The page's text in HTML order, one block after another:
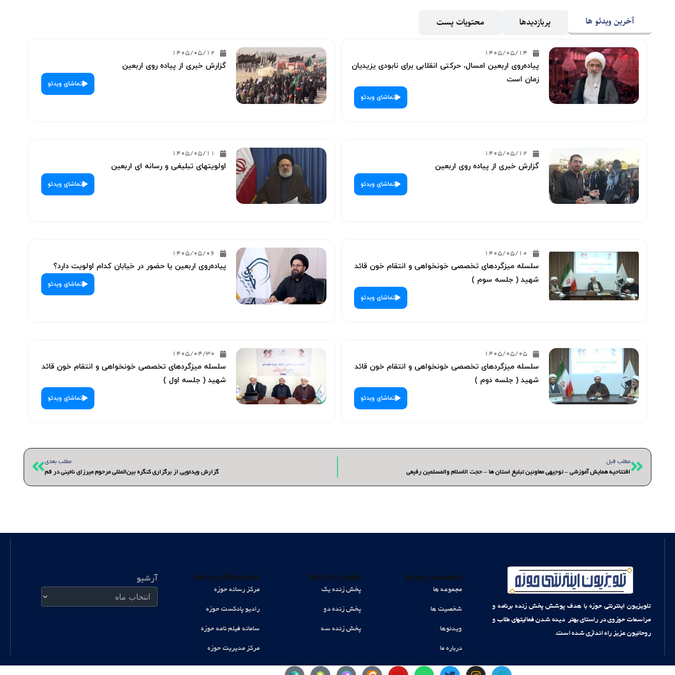
آخرین ویدئو ها پربازدیدها محتویات پست
1405/05/14
پیاده‌روی اربعین امسال، حرکتی انقلابی برای نابودی یزیدیان
زمان است
تماشای ویدئو
1405/05/12
گزارش خبری از پیاده روی اربعین
تماشای ویدئو
1405/05/12
گزارش خبری از پیاده روی اربعین
تماشای ویدئو
1405/05/11
اولویتهای تبلیغی و رسانه ای اربعین
تماشای ویدئو
1405/05/10
سلسله میزگردهای تخصصی خونخواهی و انتقام خون قائد
شهید ( جلسه سوم )
تماشای ویدئو
1405/05/06
پیاده‌روی اربعین یا حضور در خیابان کدام اولویت دارد؟
تماشای ویدئو
1405/05/05
سلسله میزگردهای تخصصی خونخواهی و انتقام خون قائد
شهید ( جلسه دوم )
تماشای ویدئو
1405/04/30
سلسله میزگردهای تخصصی خونخواهی و انتقام خون قائد
شهید ( جلسه اول )
تماشای ویدئو
قبلیمطلب قبل
افتتاحیه همایش آموزشی – توجیهی معاونین تبلیغ استان ها – حجت الاسلام والمسلمین رفیعی
مطلب بعدی
گزارش ویدئویی از برگزاری کنگره بین‌المللی مرحوم میرزای نائینی در قم
بعدی
تلویزیون اینترنتی حوزه با هدف پوشش پخش زنده برنامه و
مراسمات حوزوی در راستای بهتر دیده شدن فعالیتهای طلاب و
روحانیون عزیز راه اندازی شده است.
دسترسی سریع
مجموعه ها
شخصیت ها
ویدئوها
درباره ما
پخش زنده ها
پخش زنده یک
پخش زنده دو
پخش زنده سه
سایت های مرتبط
مرکز رسانه حوزه
رادیو پادکست حوزه
سامانه فیلم نامه حوزه
مرکز مدیریت حوزه
آرشیو
آرشیو
T
I
T
W
Y